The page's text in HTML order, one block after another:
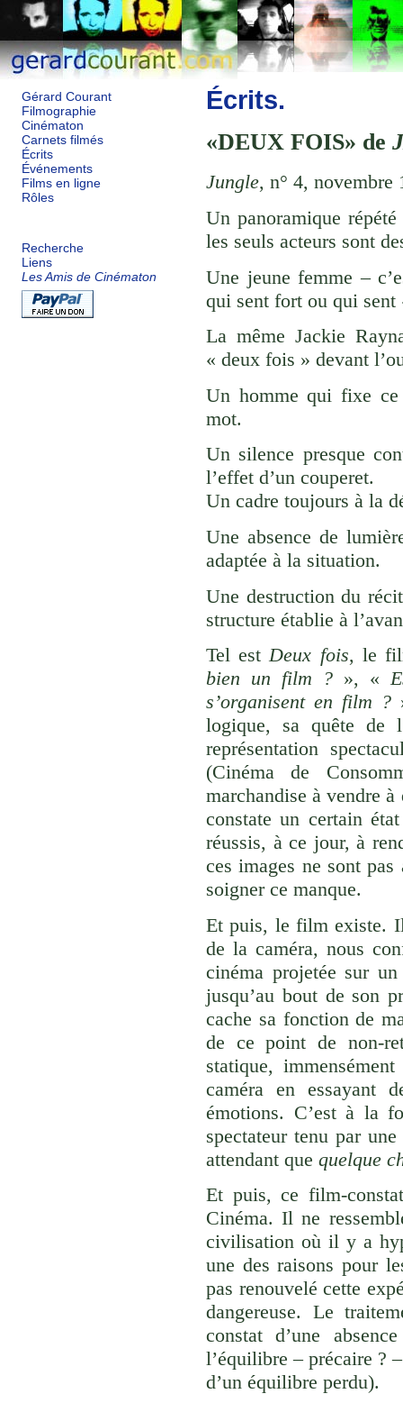
Gérard Courant
Filmographie
Cinématon
Carnets filmés
Écrits
Événements
Films en ligne
Rôles
Recherche
Liens
Les Amis de Cinématon
Écrits.
DEUX FOIS de
Jungle, n° 4, novembre
Un panoramique
les seuls acteurs sont
Une jeune femme –
qui sent fort ou qui sent
La même Jackie
« deux fois » devant
Un homme qui fixe ce
mot.
Un silence presque
l’effet d’un couperet.
Un cadre toujours à la
Une absence de
adaptée à la situation.
Une destruction du
structure établie à
Tel estDeux fois, le
bien un film ? », «
s’organisent en film ?
logique, sa quête de
représentation
(Cinéma de
marchandise à vendre
constate un certain
réussis, à ce jour, à
ces images ne sont pas
soigner ce manque.
Et puis, le film existe.
de la caméra, nous
cinéma projetée sur
jusqu’au bout de son
cache sa fonction de
de ce point de non-
statique,
caméra en essayant
émotions. C’est à la
spectateur tenu par
attendant quequelque
Et puis, ce film-
Cinéma. Il ne
civilisation où il y a
une des raisons pour
pas renouvelé cette
dangereuse. Le
constat d’une
l’équilibre – précaire ?
d’un équilibre perdu).